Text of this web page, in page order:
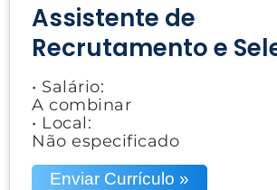
Assistente de
Recrutamento e
• Salário:
A combinar
• Local:
Não especificado
Enviar Currículo »